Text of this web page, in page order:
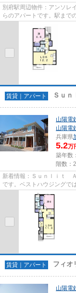
別府駅周辺物件：アンソレ
らのアパートです。駅まで
賃貸｜アパート Ｓｕ
山陽電
山陽電
兵庫県
5.2万
築年数
階数：
新着情報：Ｓｕｎｌｉｔ
です。ベストハウジングで
5615から、いつでも物件に
賃貸｜アパート フィオ
山陽電